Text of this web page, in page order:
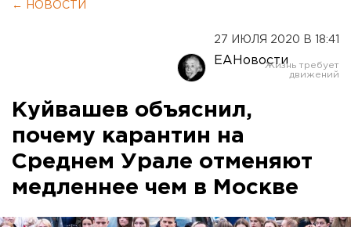
← НОВОСТИ
27 ИЮЛЯ 2020 В 18:41
ЕАНовости
Куйвашев объяснил,
почему карантин на
Среднем Урале отменяют
медленнее чем в Москве